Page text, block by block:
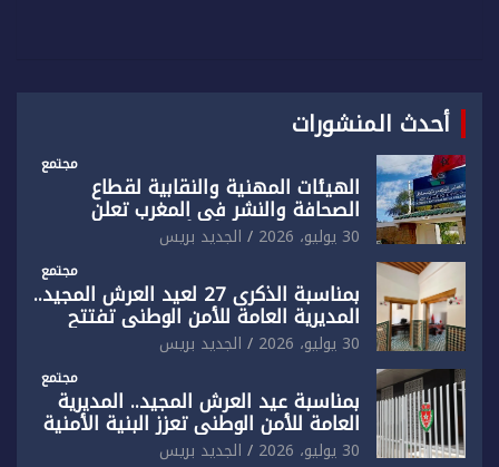
أحدث المنشورات
مجتمع
الهيئات المهنية والنقابية لقطاع
الصحافة والنشر في المغرب تعلن
رفضها القاطع لـ”أي أجندة انتخابية
مُعدة على مقاس سياسي ومصلحي
ضيق”
30 يوليو، 2026 الجديد بريس
مجتمع
بمناسبة الذكرى 27 لعيد العرش المجيد..
المديرية العامة للأمن الوطني تفتتح
المقر الجديد لفرقة الشرطة السياحية
بفاس
30 يوليو، 2026 الجديد بريس
مجتمع
بمناسبة عيد العرش المجيد.. المديرية
العامة للأمن الوطني تعزز البنية الأمنية
بالناظور بإحداث فرقتين جديدتين
30 يوليو، 2026 الجديد بريس